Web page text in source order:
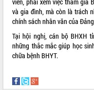
Thường trực HĐND tỉnh Đắk Lắk
mặt Đoàn chuyên gia y tế TP. Hồ
Minh
Lễ truy điệu và an táng hài cốt liệt
tại Nghĩa trang Liệt sĩ xã Sơn Hòa
xuất khẩu sầu riêng và triển khai quy
định EUDR
THỐNG KÊ TRUY CẬP
Hôm nay: 6326
viên, phải xem việc tham gia
và gia đình, mà còn là trách
chính sách nhân văn của
Tại hội nghị, cán bộ BHXH
những thắc mắc giúp học
chữa bệnh BHYT.